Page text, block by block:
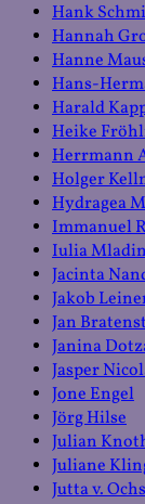
Hank
Hannah
Hanne
Hans-
Harald
Heike
Herrmann
Holger
Hydragea
Immanuel
Iulia
Jacinta
Jakob
Jan
Janina
Jasper
Jone Engel
Jörg Hilse
Julian
Juliane
Jutta v.